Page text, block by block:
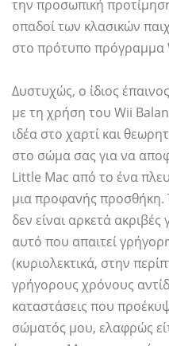
την προσωπική
οπαδοί των κλασικών
στο πρότυπο πρόγραμμα
Δυστυχώς, ο ίδιος
με τη χρήση του Wii
ιδέα στο χαρτί και
στο σώμα σας για να
Little Mac από το ένα
μια προφανής προσθήκη.
δεν είναι αρκετά
αυτό που απαιτεί
(κυριολεκτικά, στην
γρήγορους χρόνους
καταστάσεις που
σώματός μου, ελαφρώς